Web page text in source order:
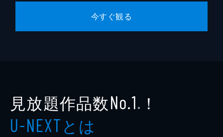
今すぐ観る
見放題作品数No.1 ※ ！
U-NEXTとは